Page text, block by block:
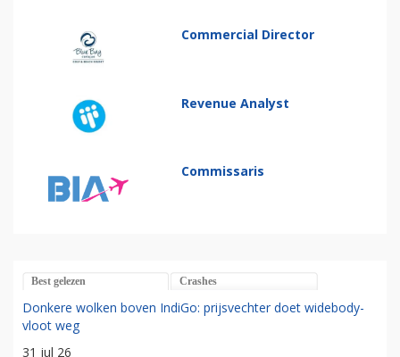
Commercial Director
Revenue Analyst
Commissaris
Best gelezen Crashes
Donkere wolken boven IndiGo: prijsvechter doet widebody-
vloot weg
31 jul 26